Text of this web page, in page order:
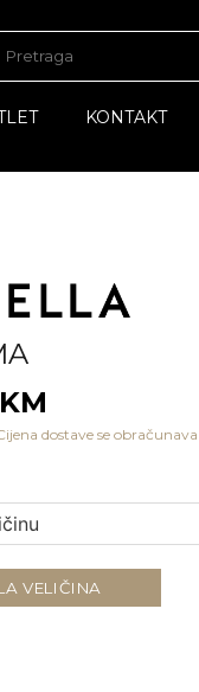
KONTAKT
dostave se
VELIČINA